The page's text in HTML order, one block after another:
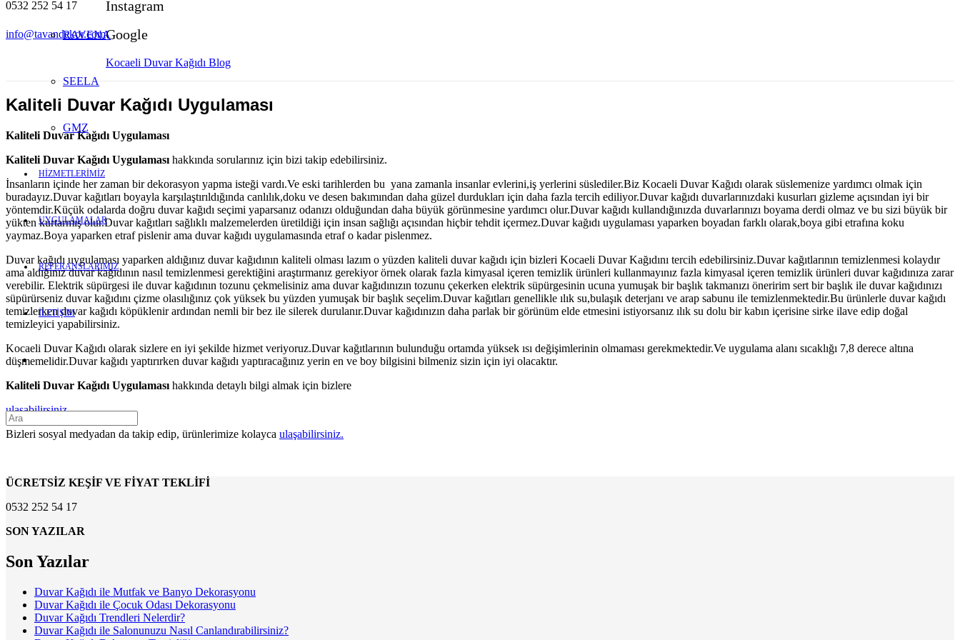
0532 252 54 17
info@tavandekor.com
Instagram
Google
Kocaeli Duvar Kağıdı Blog
RAVENA
SEELA
GMZ
HİZMETLERİMİZ
UYGULAMALAR
REFERANSLARIMIZ
İLETİŞİM
Kaliteli Duvar Kağıdı Uygulaması
Kaliteli Duvar Kağıdı Uygulaması
Kaliteli Duvar Kağıdı Uygulaması hakkında sorularınız için bizi takip edebilirsiniz.
İnsanların içinde her zaman bir dekorasyon yapma isteği vardı.Ve eski tarihlerden bu yana zamanla insanlar evlerini,iş yerlerini süslediler.Biz Kocaeli Duvar Kağıdı olarak süslemenize yardımcı olmak için
buradayız.Duvar kağıtları boyayla karşılaştırıldığında canlılık,doku ve desen bakımından daha güzel durdukları için daha fazla tercih ediliyor.Duvar kağıdı duvarlarınızdaki kusurları gizleme açısından iyi bir
yöntemdir.Küçük odalarda doğru duvar kağıdı seçimi yaparsanız odanızı olduğundan daha büyük görünmesine yardımcı olur.Duvar kağıdı kullandığınızda duvarlarınızı boyama derdi olmaz ve bu sizi büyük bir
yükten kurtarmış olur.Duvar kağıtları sağlıklı malzemelerden üretildiği için insan sağlığı açısından hiçbir tehdit içermez.Duvar kağıdı uygulaması yaparken boyadan farklı olarak,boya gibi etrafına koku
yaymaz.Boya yaparken etraf pislenir ama duvar kağıdı uygulamasında etraf o kadar pislenmez.
Duvar kağıdı uygulaması yaparken aldığınız duvar kağıdının kaliteli olması lazım o yüzden kaliteli duvar kağıdı için bizleri Kocaeli Duvar Kağıdını tercih edebilirsiniz.Duvar kağıtlarının temizlenmesi kolaydır
ama aldığınız duvar kağıdının nasıl temizlenmesi gerektiğini araştırmanız gerekiyor örnek olarak fazla kimyasal içeren temizlik ürünleri kullanmayınız fazla kimyasal içeren temizlik ürünleri duvar kağıdınıza zarar
verebilir. Elektrik süpürgesi ile duvar kağıdının tozunu çekmelisiniz ama duvar kağıdınızın tozunu çekerken elektrik süpürgesinin ucuna yumuşak bir başlık takmanızı öneririm sert bir başlık ile duvar kağıdınızı
süpürürseniz duvar kağıdını çizme olasılığınız çok yüksek bu yüzden yumuşak bir başlık seçelim.Duvar kağıtları genellikle ılık su,bulaşık deterjanı ve arap sabunu ile temizlenmektedir.Bu ürünlerle duvar kağıdı
temizlerken duvar kağıdı köpüklenir ardından nemli bir bez ile silerek durulanır.Duvar kağıdınızın daha parlak bir görünüm elde etmesini istiyorsanız ılık su dolu bir kabın içerisine sirke ilave edip doğal
temizleyici yapabilirsiniz.
Kocaeli Duvar Kağıdı olarak sizlere en iyi şekilde hizmet veriyoruz.Duvar kağıtlarının bulunduğu ortamda yüksek ısı değişimlerinin olmaması gerekmektedir.Ve uygulama alanı sıcaklığı 7,8 derece altına
düşmemelidir.Duvar kağıdı yaptırırken duvar kağıdı yaptıracağınız yerin en ve boy bilgisini bilmeniz sizin için iyi olacaktır.
Kaliteli Duvar Kağıdı Uygulaması hakkında detaylı bilgi almak için bizlere
ulaşabilirsiniz.
Bizleri sosyal medyadan da takip edip, ürünlerimize kolayca ulaşabilirsiniz.
ÜCRETSİZ KEŞİF VE FİYAT TEKLİFİ
0532 252 54 17
SON YAZILAR
Son Yazılar
Duvar Kağıdı ile Mutfak ve Banyo Dekorasyonu
Duvar Kağıdı ile Çocuk Odası Dekorasyonu
Duvar Kağıdı Trendleri Nelerdir?
Duvar Kağıdı ile Salonunuzu Nasıl Canlandırabilirsiniz?